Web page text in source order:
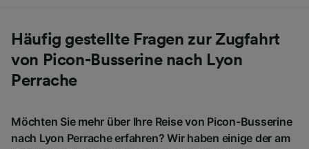
Häufig gestellte Fragen zur Zugfahrt
von Picon-Busserine nach Lyon
Perrache
Möchten Sie mehr über Ihre Reise von Picon-Busserine
nach Lyon Perrache erfahren? Wir haben einige der am